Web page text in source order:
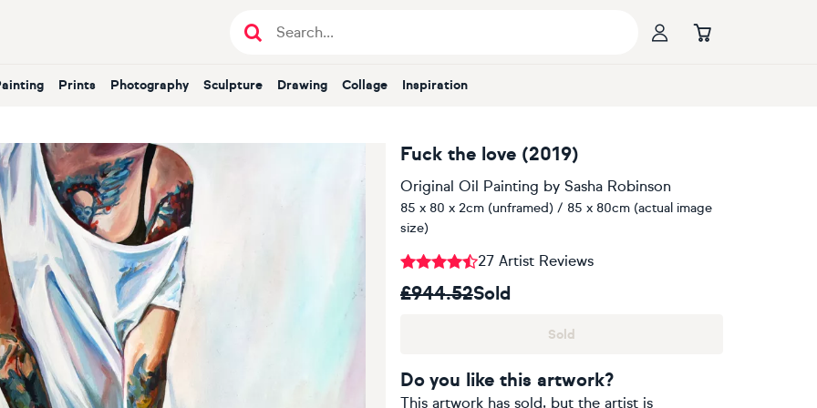
Painting Prints Photography Sculpture Drawing Collage Inspiration
Fuck the love (2019)
Original Oil Painting by Sasha Robinson
85 x 80 x 2cm (unframed) / 85 x 80cm (actual image
size)
27 Artist Reviews
£944.52Sold
Sold
Do you like this artwork?
This artwork has sold, but the artist is